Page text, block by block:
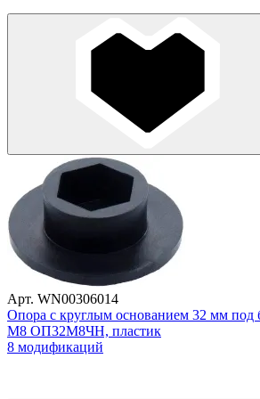
Арт. WN00306014
Опора с круглым основанием 32 мм под
М8 ОП32М8ЧН, пластик
8 модификаций